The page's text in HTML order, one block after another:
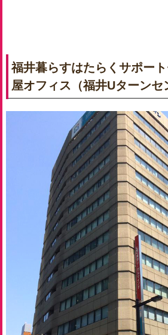
福井暮らすはたらくサポー
屋オフィス（福井Uターンセ